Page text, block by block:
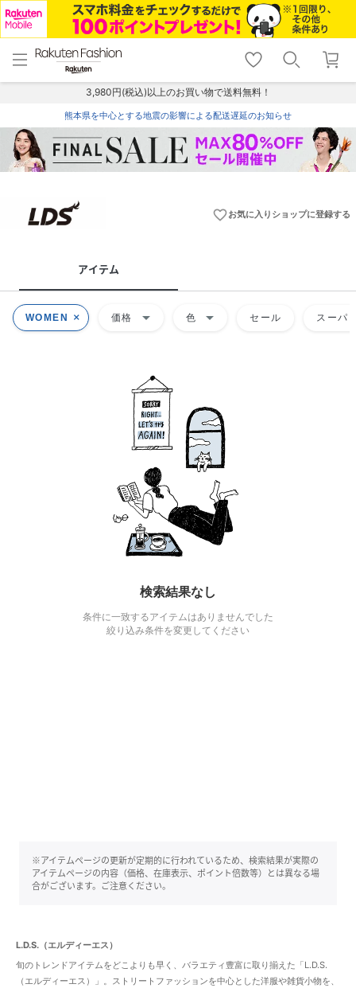
menu home
トップ
shopping_cart lock_outline
ログイン
3,980円(税込)以上のお買い物で送料無料！
熊本県を中心とする地震の影響による配送遅延のお知らせ
favorite_borderお気に入りショップに登録する
アイテム
WOMEN 価格 arrow_drop_down 色 arrow_drop_down セール スーパ
検索結果なし
条件に一致するアイテムはありませんでした
絞り込み条件を変更してください
※アイテムページの更新が定期的に行われているため、検索結果が実際の
アイテムページの内容（価格、在庫表示、ポイント倍数等）とは異なる場
合がございます。ご注意ください。
L.D.S.（エルディーエス）
旬のトレンドアイテムをどこよりも早く、バラエティ豊富に取り揃えた「L.D.S.
（エルディーエス）」。ストリートファッションを中心とした洋服や雑貨小物を、